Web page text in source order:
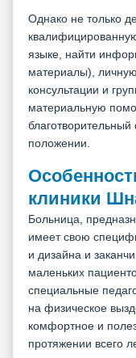
Однако не только
языке, найти
материалы),
консультации и
материальную
положении.
клиники
Больница,
имеет свою
и дизайна и
маленьких
специальные
на физическое
комфортное и
протяжении всего